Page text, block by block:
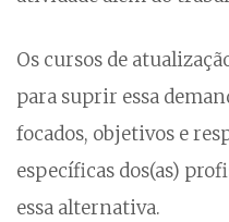
Os cursos de
para suprir essa
focados, objetivos e
específicas dos(as)
essa alternativa.